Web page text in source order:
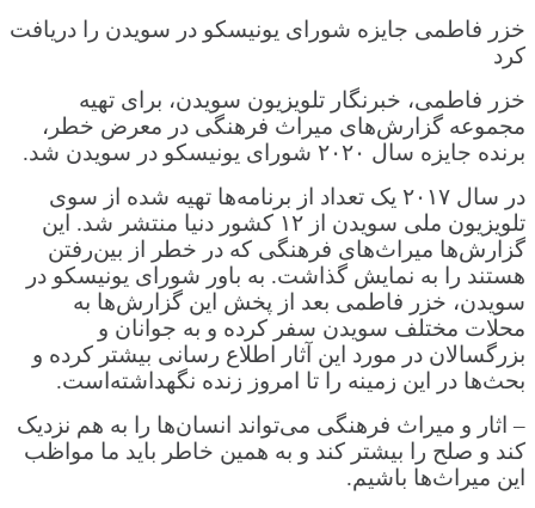
خزر فاطمی جایزه شورای یونیسکو در سویدن را دریافت
کرد
خزر فاطمی، خبرنگار تلویزیون سویدن، برای تهیه
مجموعه گزارش‌های میراث فرهنگی در معرض خطر،
برنده جایزه سال ۲۰۲۰ شورای یونیسکو در سویدن شد.
در سال ۲۰۱۷ یک تعداد از برنامه‌ها تهیه شده از سوی
تلویزیون ملی سویدن از ۱۲ کشور دنیا منتشر شد. این
گزارش‌ها میراث‌های فرهنگی که در خطر از بین‌رفتن
هستند را به نمایش گذاشت. به باور شورای یونیسکو در
سویدن، خزر فاطمی بعد از پخش این گزارش‌ها به
محلات مختلف سویدن سفر کرده و به جوانان و
بزرگسالان در مورد این آثار اطلاع رسانی بیشتر کرده و
بحث‌ها در این زمینه را تا امروز زنده نگهداشته‌است.
– اثار و میراث فرهنگی می‌تواند انسان‌ها را به هم نزدیک
کند و صلح را بیشتر کند و به همین خاطر باید ما مواظب
این میراث‌ها باشیم.